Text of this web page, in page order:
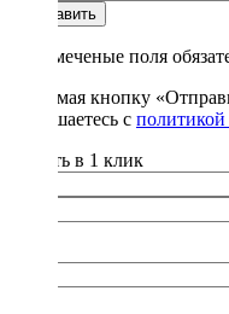
Отправить
* - отмеченые поля
Нажимая кнопку
соглашаетесь с
Купить в 1 клик